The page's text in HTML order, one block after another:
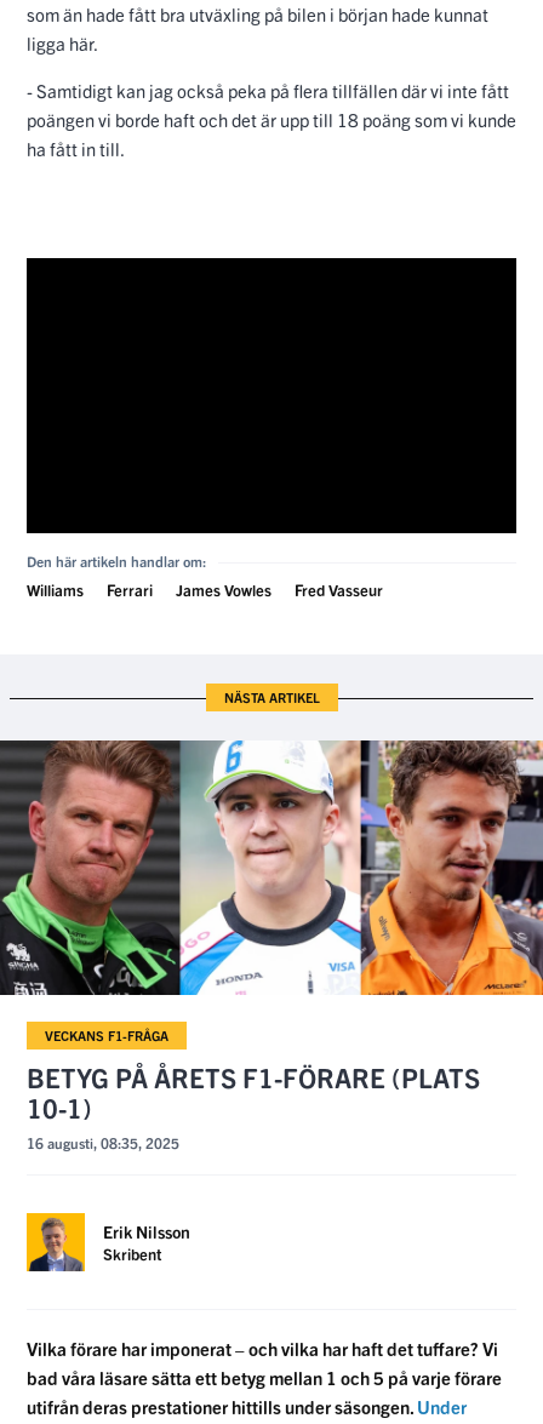
som än hade fått bra utväxling på bilen i början hade kunnat
ligga här.
- Samtidigt kan jag också peka på flera tillfällen där vi inte fått
poängen vi borde haft och det är upp till 18 poäng som vi kunde
ha fått in till.
Den här artikeln handlar om:
Williams Ferrari James Vowles Fred Vasseur
NÄSTA ARTIKEL
VECKANS F1-FRÅGA
BETYG PÅ ÅRETS F1-FÖRARE (PLATS
10-1)
16 augusti, 08:35, 2025
Erik Nilsson
Skribent
Vilka förare har imponerat – och vilka har haft det tuffare? Vi
bad våra läsare sätta ett betyg mellan 1 och 5 på varje förare
utifrån deras prestationer hittills under säsongen. Under